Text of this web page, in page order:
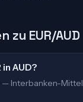
zu EUR/AUD
in AUD?
— Interbanken-